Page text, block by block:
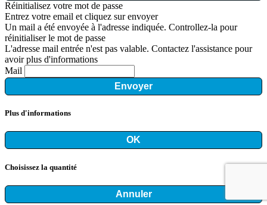
Réinitialisez votre mot de passe
Entrez votre email et cliquez sur envoyer
Un mail a été envoyée à l'adresse indiquée. Controllez-la pour
réinitialiser le mot de passe
L'adresse mail entrée n'est pas valable. Contactez l'assistance pour
avoir plus d'informations
Mail
Envoyer
Plus d'informations
OK
Choisissez la quantité
Annuler